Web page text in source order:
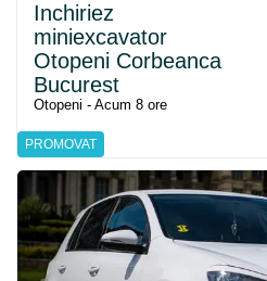
PROMOVAT
Inchiriez
miniexcavator
Otopeni Corbeanca
Bucurest
Otopeni - Acum 8 ore